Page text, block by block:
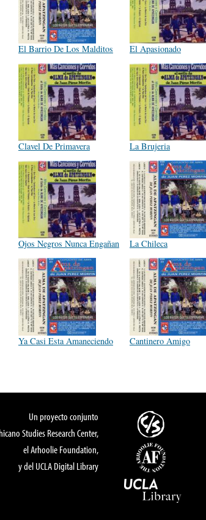
El Barrio De Los Malditos El Apasionado
Clavel De Primavera La Brujeria
Ojos Negros Nunca Engañan La Chileca
Ya Casi Esta Amaneciendo
Cantinero Amigo
Un proyecto conjunto
Studies Research Center,
el Arhoolie Foundation,
y del UCLA Digital Library